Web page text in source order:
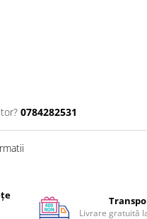
0784282531
Livrare gratuită